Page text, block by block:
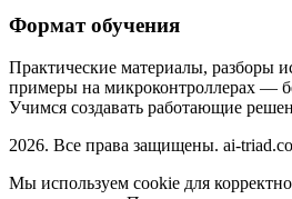
Формат обучения
Практические материалы, разборы
примеры на микроконтроллерах —
Учимся создавать работающие
2026. Все права защищены. ai-
Мы используем cookie для